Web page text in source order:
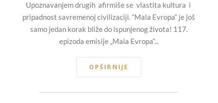
Upoznavanjem drugih afirmiše se vlastita kultura i
pripadnost savremenoj civilizaciji. “Mala Evropa“ je još
samo jedan korak bliže do ispunjenog života! 117.
epizoda emisije „Mala Evropa“...
OPŠIRNIJE